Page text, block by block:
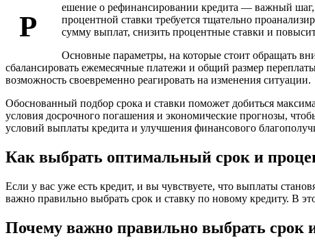
Р
ешение о рефинансировании кредита — важный шаг,
процентной ставки требуется тщательно
сумму выплат, снизить процентные ставки и
Основные параметры, на которые стоит обращать
сбалансировать ежемесячные платежи и общий размер
возможность своевременно реагировать на изменения ситуации.
Обоснованный подбор срока и ставки поможет добиться
условия досрочного погашения и экономические прогнозы,
условий выплаты кредита и улучшения финансового
Как выбрать оптимальный срок и
Если у вас уже есть кредит, и вы чувствуете, что выплаты
важно правильно выбрать срок и ставку по новому кредиту. В
Почему важно правильно выбрать срок